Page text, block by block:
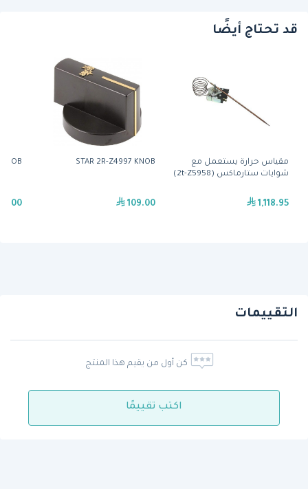
قد تحتاج أيضًا
مقياس حرارة يستعمل مع
شوايات ستارماكس (2t-Z5958)
1,118.95
STAR 2R-Z4997 KNOB
109.00
التقييمات
كن أول من يقيم هذا المنتج
اكتب تقييمًا